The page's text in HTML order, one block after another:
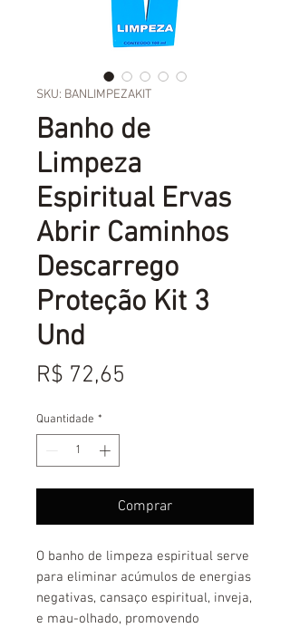
SKU: BANLIMPEZAKIT
Banho de
Limpeza
Espiritual Ervas
Abrir Caminhos
Descarrego
Proteção Kit 3
Und
R$ 72,65
Quantidade *
Comprar
O banho de limpeza espiritual serve
para eliminar acúmulos de energias
negativas, cansaço espiritual, inveja,
e mau-olhado, promovendo